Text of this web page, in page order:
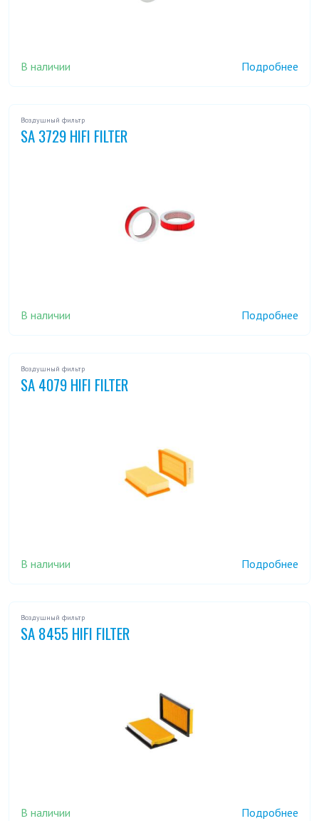
В наличии Подробнее
Воздушный фильтр
SA 3729 HIFI FILTER
В наличии Подробнее
Воздушный фильтр
SA 4079 HIFI FILTER
В наличии Подробнее
Воздушный фильтр
SA 8455 HIFI FILTER
В наличии Подробнее